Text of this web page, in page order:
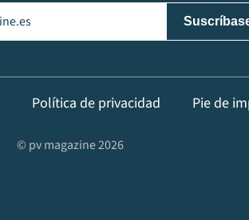
Política de privacidad Pie de
© pv magazine 2026